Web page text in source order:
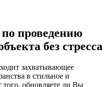
проведению
без стресса
захватывающее
в стильное и
обновляете ли Вы